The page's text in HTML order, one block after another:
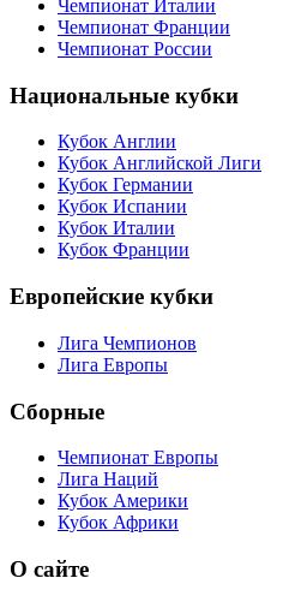
Национальные Чемпионаты
Чемпионат Англии
Чемпионат Испании
Чемпионат Франции
Чемпионат России
Национальные кубки
Кубок Англии
Кубок Английской Лиги
Кубок Германии
Кубок Италии
Кубок Франции
Европейские кубки
Лига Чемпионов
Лига Европы
Сборные
Чемпионат Европы